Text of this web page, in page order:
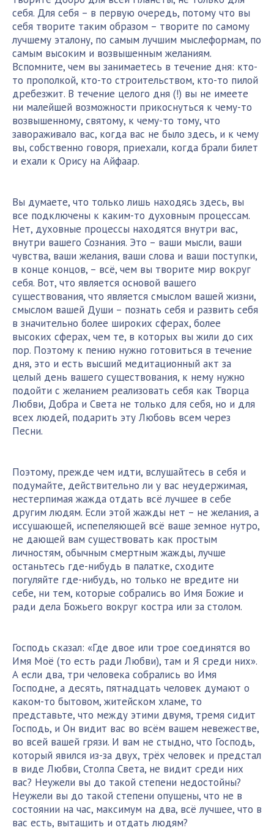
себя. Для себя – в первую очередь, потому что вы
себя творите таким образом – творите по самому
лучшему эталону, по самым лучшим мыслеформам, по
самым высоким и возвышенным желаниям.
Вспомните, чем вы занимаетесь в течение дня: кто-
то прополкой, кто-то строительством, кто-то пилой
дребезжит. В течение целого дня (!) вы не имеете
ни малейшей возможности прикоснуться к чему-то
возвышенному, святому, к чему-то тому, что
завораживало вас, когда вас не было здесь, и к чему
вы, собственно говоря, приехали, когда брали билет
и ехали к Орису на Айфаар.
Вы думаете, что только лишь находясь здесь, вы
все подключены к каким-то духовным процессам.
Нет, духовные процессы находятся внутри вас,
внутри вашего Сознания. Это – ваши мысли, ваши
чувства, ваши желания, ваши слова и ваши поступки,
в конце концов, – всё, чем вы творите мир вокруг
себя. Вот, что является основой вашего
существования, что является смыслом вашей жизни,
смыслом вашей Души – познать себя и развить себя
в значительно более широких сферах, более
высоких сферах, чем те, в которых вы жили до сих
пор. Поэтому к пению нужно готовиться в течение
дня, это и есть высший медитационный акт за
целый день вашего существования, к нему нужно
подойти с желанием реализовать себя как Творца
Любви, Добра и Света не только для себя, но и для
всех людей, подарить эту Любовь всем через
Песни.
Поэтому, прежде чем идти, вслушайтесь в себя и
подумайте, действительно ли у вас неудержимая,
нестерпимая жажда отдать всё лучшее в себе
другим людям. Если этой жажды нет – не желания, а
иссушающей, испепеляющей всё ваше земное нутро,
не дающей вам существовать как простым
личностям, обычным смертным жажды, лучше
останьтесь где-нибудь в палатке, сходите
погуляйте где-нибудь, но только не вредите ни
себе, ни тем, которые собрались во Имя Божие и
ради дела Божьего вокруг костра или за столом.
Господь сказал: «Где двое или трое соединятся во
Имя Моё (то есть ради Любви), там и Я среди них».
А если два, три человека собрались во Имя
Господне, а десять, пятнадцать человек думают о
каком-то бытовом, житейском хламе, то
представьте, что между этими двумя, тремя сидит
Господь, и Он видит вас во всём вашем невежестве,
во всей вашей грязи. И вам не стыдно, что Господь,
который явился из-за двух, трёх человек и предстал
в виде Любви, Столпа Света, не видит среди них
вас? Неужели вы до такой степени недостойны?
Неужели вы до такой степени опущены, что не в
состоянии на час, максимум на два, всё лучшее, что в
вас есть, вытащить и отдать людям?